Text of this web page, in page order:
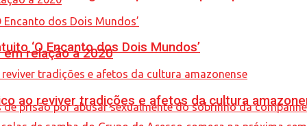
relação a 2020
‘O Encanto dos Dois Mundos’
ao reviver tradições e afetos da cultura